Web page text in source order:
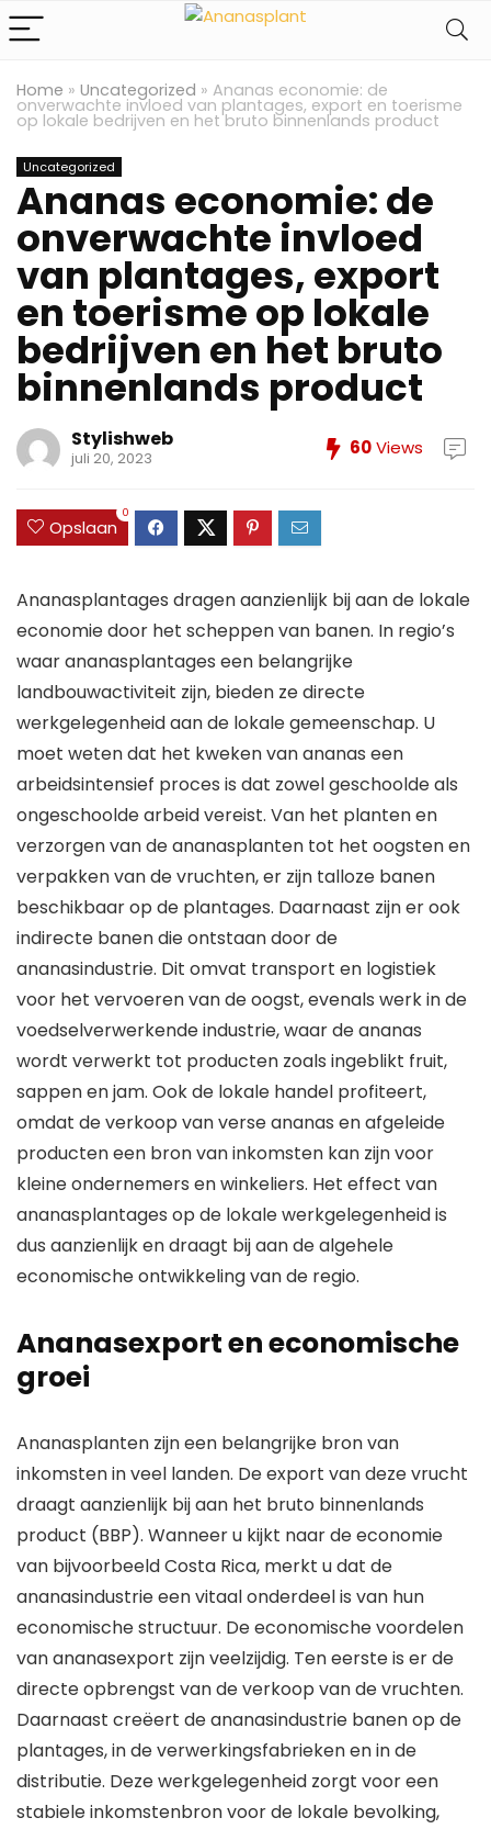
Home » Uncategorized » Ananas economie: de
onverwachte invloed van plantages, export en toerisme
op lokale bedrijven en het bruto binnenlands product
Uncategorized
Ananas economie: de
onverwachte invloed
van plantages, export
en toerisme op lokale
bedrijven en het bruto
binnenlands product
Stylishweb
juli 20, 2023 60Views
Opslaan
0
Ananasplantages dragen aanzienlijk bij aan de lokale
economie door het scheppen van banen. In regio’s
waar ananasplantages een belangrijke
landbouwactiviteit zijn, bieden ze directe
werkgelegenheid aan de lokale gemeenschap. U
moet weten dat het kweken van ananas een
arbeidsintensief proces is dat zowel geschoolde als
ongeschoolde arbeid vereist. Van het planten en
verzorgen van de ananasplanten tot het oogsten en
verpakken van de vruchten, er zijn talloze banen
beschikbaar op de plantages. Daarnaast zijn er ook
indirecte banen die ontstaan door de
ananasindustrie. Dit omvat transport en logistiek
voor het vervoeren van de oogst, evenals werk in de
voedselverwerkende industrie, waar de ananas
wordt verwerkt tot producten zoals ingeblikt fruit,
sappen en jam. Ook de lokale handel profiteert,
omdat de verkoop van verse ananas en afgeleide
producten een bron van inkomsten kan zijn voor
kleine ondernemers en winkeliers. Het effect van
ananasplantages op de lokale werkgelegenheid is
dus aanzienlijk en draagt bij aan de algehele
economische ontwikkeling van de regio.
Ananasexport en economische
groei
Ananasplanten zijn een belangrijke bron van
inkomsten in veel landen. De export van deze vrucht
draagt aanzienlijk bij aan het bruto binnenlands
product (BBP). Wanneer u kijkt naar de economie
van bijvoorbeeld Costa Rica, merkt u dat de
ananasindustrie een vitaal onderdeel is van hun
economische structuur. De economische voordelen
van ananasexport zijn veelzijdig. Ten eerste is er de
directe opbrengst van de verkoop van de vruchten.
Daarnaast creëert de ananasindustrie banen op de
plantages, in de verwerkingsfabrieken en in de
distributie. Deze werkgelegenheid zorgt voor een
stabiele inkomstenbron voor de lokale bevolking,